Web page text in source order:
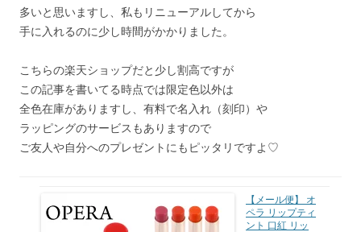
多いと思いますし、私もリニューアルしてから
手に入れるのに少し時間がかかりました。
こちらの楽天ショップだと少し割高ですが
この記事を書いてる時点では限定色以外は
全色在庫がありますし、有料で名入れ（刻印）や
ラッピングのサービスもありますので
ご友人や自分へのプレゼントにもピッタリですよ♡
【メール便】 オ
ペラ リップティ
ント 口紅 リッ